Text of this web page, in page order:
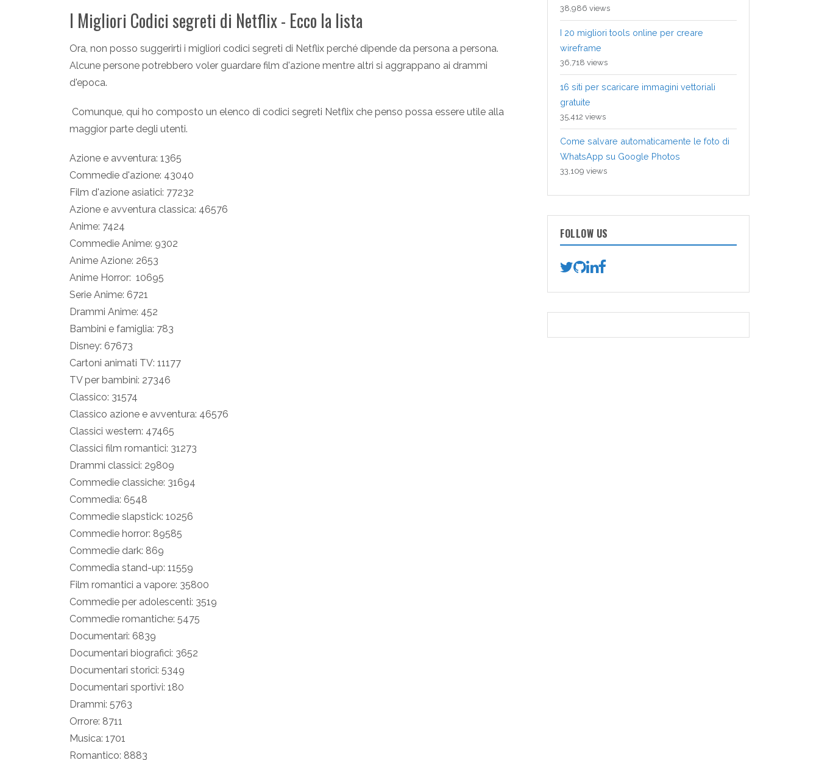
I Migliori Codici segreti di Netflix - Ecco la lista
Ora, non posso suggerirti i migliori codici segreti di Netflix perché dipende da persona a persona.
Alcune persone potrebbero voler guardare film d'azione mentre altri si aggrappano ai drammi
d'epoca.
Comunque, qui ho composto un elenco di codici segreti Netflix che penso possa essere utile alla
maggior parte degli utenti.
Azione e avventura: 1365
Commedie d'azione: 43040
Film d'azione asiatici: 77232
Azione e avventura classica: 46576
Anime: 7424
Commedie Anime: 9302
Anime Azione: 2653
Anime Horror: 10695
Serie Anime: 6721
Drammi Anime: 452
Bambini e famiglia: 783
Disney: 67673
Cartoni animati TV: 11177
TV per bambini: 27346
Classico: 31574
Classico azione e avventura: 46576
Classici western: 47465
Classici film romantici: 31273
Drammi classici: 29809
Commedie classiche: 31694
Commedia: 6548
Commedie slapstick: 10256
Commedie horror: 89585
Commedie dark: 869
Commedia stand-up: 11559
Film romantici a vapore: 35800
Commedie per adolescenti: 3519
Commedie romantiche: 5475
Documentari: 6839
Documentari biografici: 3652
Documentari storici: 5349
Documentari sportivi: 180
Drammi: 5763
Orrore: 8711
Musica: 1701
Romantico: 8883
38,986 views
I 20 migliori tools online per creare
wireframe
36,718 views
16 siti per scaricare immagini vettoriali
gratuite
35,412 views
Come salvare automaticamente le foto di
WhatsApp su Google Photos
33,109 views
FOLLOW US